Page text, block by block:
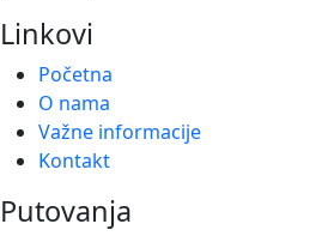
Linkovi
Početna
O nama
Važne informacije
Kontakt
Putovanja